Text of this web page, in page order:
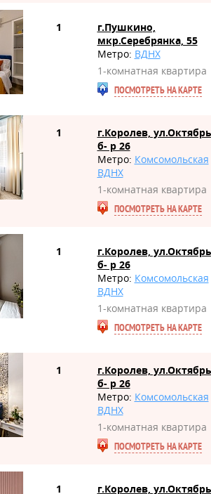
1
г.Пушкино,
мкр.Серебрянка, 55
Метро: ВДНХ
1-комнатная квартира
ПОСМОТРЕТЬ НА КАРТЕ
1
г.Королев,
б- р 26
Метро: Комсомольская
ВДНХ
1-комнатная квартира
ПОСМОТРЕТЬ НА КАРТЕ
1
г.Королев,
б- р 26
Метро: Комсомольская
ВДНХ
1-комнатная квартира
ПОСМОТРЕТЬ НА КАРТЕ
1
г.Королев,
б- р 26
Метро: Комсомольская
ВДНХ
1-комнатная квартира
ПОСМОТРЕТЬ НА КАРТЕ
1 г.Королев,